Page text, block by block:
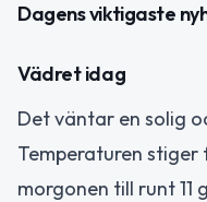
Dagens viktigaste
Vädret idag
Det väntar en solig
Temperaturen
morgonen till runt